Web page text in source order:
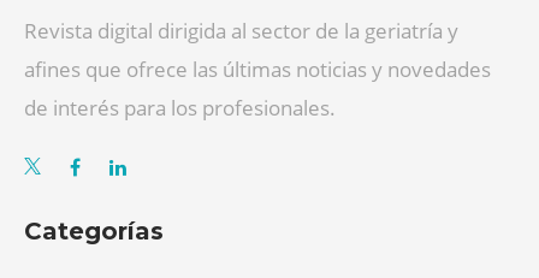
Revista digital dirigida al sector de la geriatría y
afines que ofrece las últimas noticias y novedades
de interés para los profesionales.
Categorías